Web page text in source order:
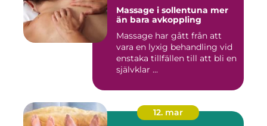
Massage i sollentuna mer
än bara avkoppling
Massage har gått från att
vara en lyxig behandling vid
enstaka tillfällen till att bli en
självklar ...
12. mar